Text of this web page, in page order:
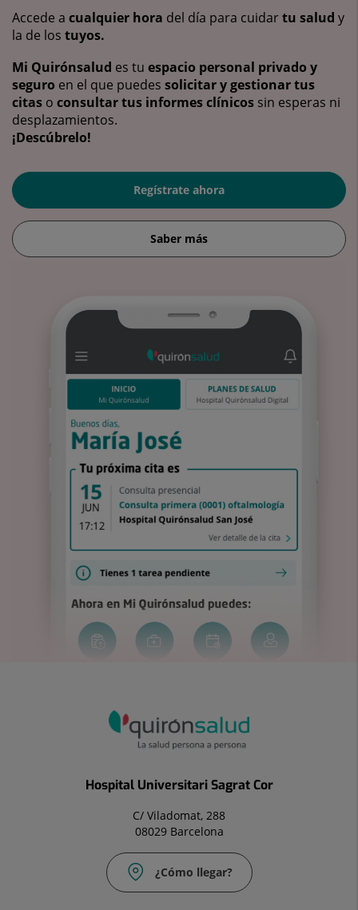
Accede a cualquier hora del día para cuidartu salud y
la de los tuyos.
Mi Quirónsalud es tu espacio personal privado y
seguro en el que puedes solicitar y gestionar tus
citas o consultar tus informes clínicos sin esperas ni
desplazamientos.
¡Descúbrelo!
Regístrate ahora
Saber más
Hospital Universitari Sagrat Cor
C/ Viladomat, 288
08029 Barcelona
¿Cómo llegar?